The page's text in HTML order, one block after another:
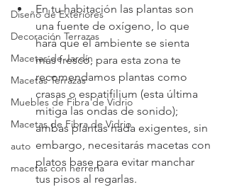
Diseño de Exteriores
Decoración Terrazas
Macetas de Jardín
Macetas Terrazas
Muebles de Fibra de Vidrio
Macetas de Fibra de Vidrio
auto
macetas con herrería
En tu habitación las plantas son
una fuente de oxígeno, lo que
hará que el ambiente se sienta
más fresco, para esta zona te
recomendamos plantas como
crasas o espatifilium (esta última
mitiga las ondas de sonido);
ambas plantas nada exigentes, sin
embargo, necesitarás macetas con
platos base para evitar manchar
tus pisos al regarlas.